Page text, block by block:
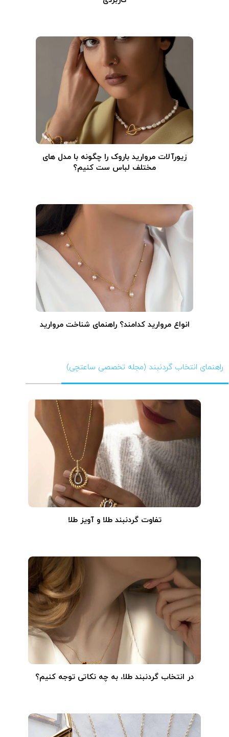
زیورآلات مروارید باروک را چگونه با مدل های
مختلف لباس ست کنیم؟
انواع مروارید کدامند؟ راهنمای شناخت مروارید
راهنمای انتخاب گردنبند (مجله تخصصی ساعتچی)
تفاوت گردنبند طلا و آویز طلا
در انتخاب گردنبند طلا‌، به چه نکاتی توجه کنیم؟